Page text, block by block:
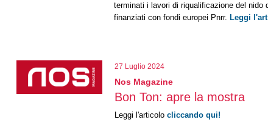
terminati i lavori di riqualificazione del nido
finanziati con fondi europei Pnrr. Leggi
27 Luglio 2024
Nos Magazine
Bon Ton: apre la mostra
Leggi l'articolo cliccando qui!